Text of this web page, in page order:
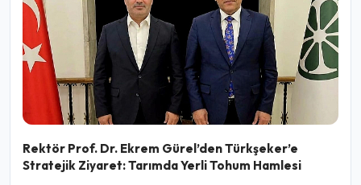
Rektör Prof. Dr. Ekrem Gürel’den Türkşeker’e
Stratejik Ziyaret: Tarımda Yerli Tohum Hamlesi